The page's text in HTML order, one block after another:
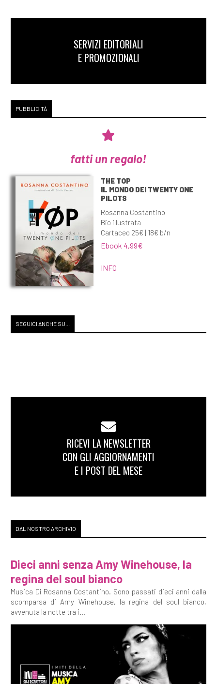
SERVIZI EDITORIALI
E PROMOZIONALI
PUBBLICITÀ
fatti un regalo!
THE TOP
IL MONDO DEI TWENTY ONE
PILOTS
Rosanna Costantino
Bio illustrata
Cartaceo 25€ | 18€ b/n
Ebook 4,99€
INFO
SEGUICI ANCHE SU...
RICEVI LA NEWSLETTER
CON GLI AGGIORNAMENTI
E I POST DEL MESE
DAL NOSTRO ARCHIVIO
Dieci anni senza Amy Winehouse, la
regina del soul bianco
Musica Di Rosanna Costantino. Sono passati dieci anni dalla
scomparsa di Amy Winehouse, la regina del soul bianco,
avvenuta la notte tra i...